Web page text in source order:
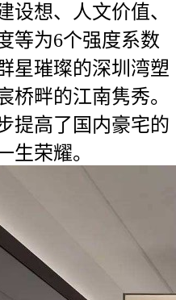
设想、人文价值、
等为6个强度系数
星璀璨的深圳湾塑
桥畔的江南隽秀。
提高了国内豪宅的
生荣耀。